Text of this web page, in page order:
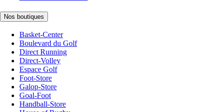
Nos boutiques
Basket-Center
Boulevard du Golf
Direct Running
Direct-Volley
Espace Golf
Foot-Store
Galop-Store
Goal-Foot
Handball-Store